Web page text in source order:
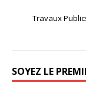
Travaux
SOYEZ LE